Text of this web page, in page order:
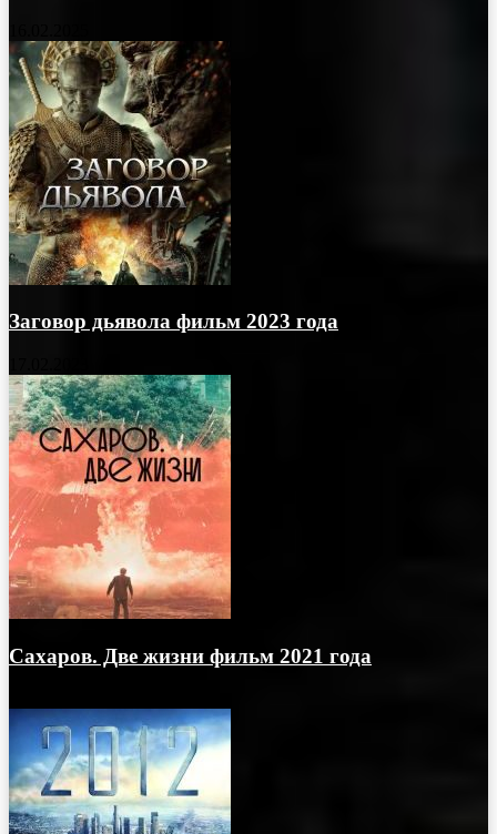
Заговор дьявола фильм 2023 года
Сахаров. Две жизни фильм 2021 года